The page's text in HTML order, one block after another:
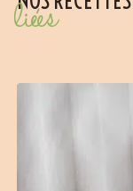
liées